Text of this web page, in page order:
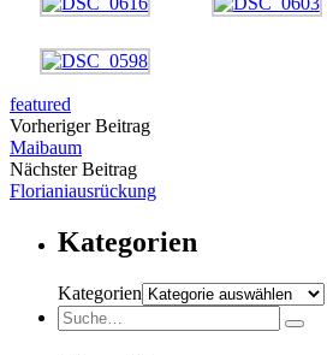
featured
Vorheriger Beitrag
Maibaum
Nächster Beitrag
Florianiausrückung
Kategorien
Kategorien